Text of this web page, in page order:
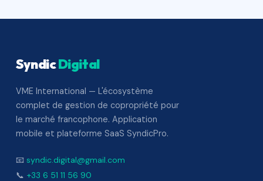
SyndicDigital
VME International — L'écosystème
complet de gestion de copropriété pour
le marché francophone. Application
mobile et plateforme SaaS SyndicPro.
📧 syndic.digital@gmail.com
📞 +33 6 51 11 56 90